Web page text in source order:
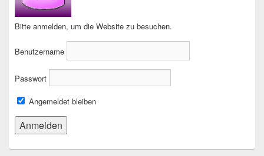
Bitte anmelden, um die Website zu besuchen.
Benutzername
Passwort
Angemeldet bleiben